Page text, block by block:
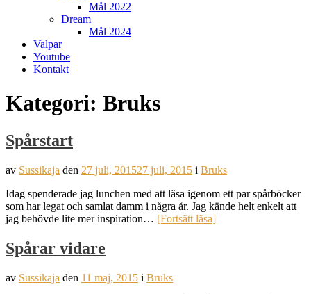
Mål 2022
Dream
Mål 2024
Valpar
Youtube
Kontakt
Kategori: Bruks
Spårstart
av Sussikaja den 27 juli, 201527 juli, 2015 i Bruks
Idag spenderade jag lunchen med att läsa igenom ett par spårböcker
som har legat och samlat damm i några år. Jag kände helt enkelt att
jag behövde lite mer inspiration… [Fortsätt läsa]
Spårar vidare
av Sussikaja den 11 maj, 2015 i Bruks